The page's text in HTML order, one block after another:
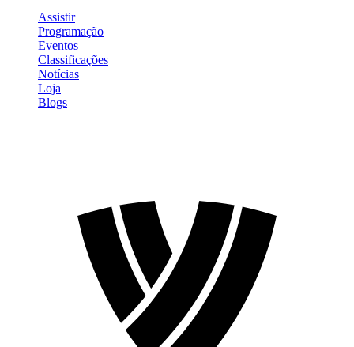
Assistir
Programação
Eventos
Classificações
Notícias
Loja
Blogs